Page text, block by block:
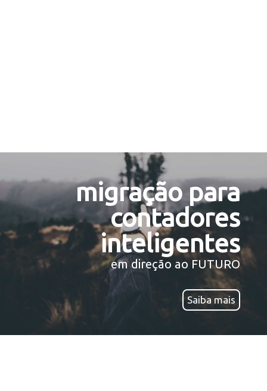
migração para
contadores
inteligentes
em direção ao FUTURO
Saiba mais